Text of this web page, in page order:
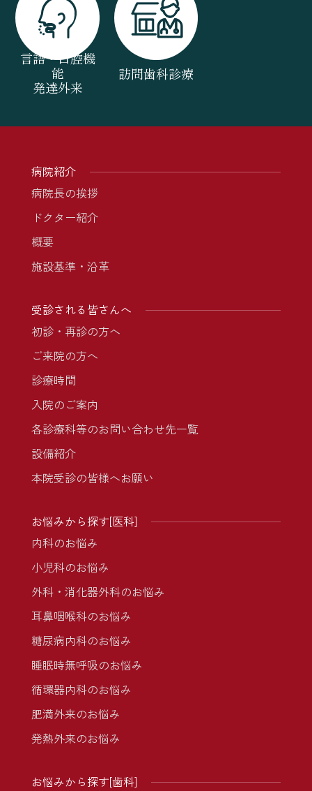
言語・口腔機
能
発達外来
訪問歯科診療
病院紹介
病院長の挨拶
ドクター紹介
概要
施設基準・沿革
受診される皆さんへ
初診・再診の方へ
ご来院の方へ
診療時間
入院のご案内
各診療科等のお問い合わせ先一覧
設備紹介
本院受診の皆様へお願い
お悩みから探す[医科]
内科のお悩み
小児科のお悩み
外科・消化器外科のお悩み
耳鼻咽喉科のお悩み
糖尿病内科のお悩み
睡眠時無呼吸のお悩み
循環器内科のお悩み
肥満外来のお悩み
発熱外来のお悩み
お悩みから探す[歯科]